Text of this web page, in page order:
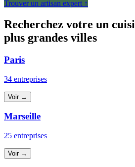
Trouver un artisan expert ↑
Recherchez votre un
plus grandes villes
Paris
34 entreprises
Voir →
Marseille
25 entreprises
Voir →